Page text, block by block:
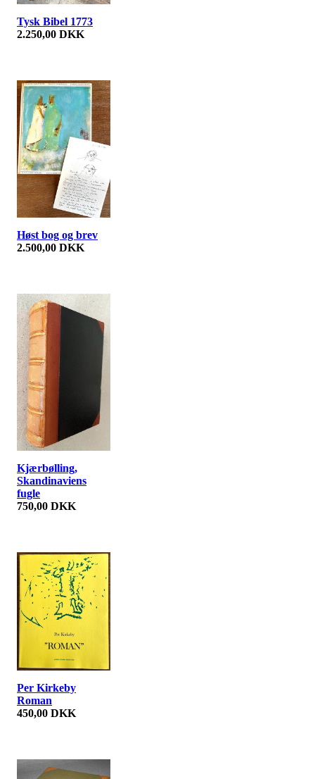
Tysk Bibel 1773
2.250,00 DKK
Høst bog og brev
2.500,00 DKK
Kjærbølling,
Skandinaviens
fugle
750,00 DKK
Per Kirkeby
Roman
450,00 DKK